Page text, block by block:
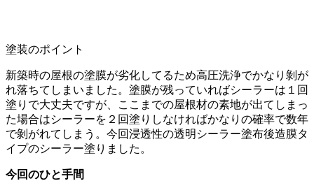
塗装のポイント
新築時の屋根の塗膜が劣化してるため高圧洗浄でかなり剝が
れ落ちてしまいました。塗膜が残っていればシーラーは１回
塗りで大丈夫ですが、ここまでの屋根材の素地が出てしまっ
た場合はシーラーを２回塗りしなければかなりの確率で数年
で剝がれてしまう。 今回浸透性の透明シーラー塗布後造膜タ
イプのシーラー塗りました。
今回のひと手間